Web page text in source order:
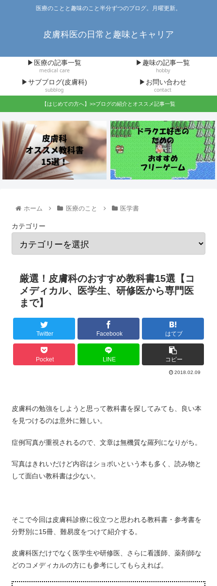
医療のことと趣味のこと半分ずつのブログ。月曜更新。
皮膚科医の日常と趣味とキャリア
▶医療の記事一覧
medical care
▶趣味の記事一覧
hobby
▶サブブログ(皮膚科)
subblog
▶お問い合わせ
contact
【はじめての方へ】>>ブログの紹介とオススメ記事一覧
ホーム 医療のこと 医学書
カテゴリー
厳選！皮膚科のおすすめ教科書15選【コ
メディカル、医学生、研修医から専門医
まで】
Twitter Facebook はてブ
Pocket LINE コピー
2018.02.09
皮膚科の勉強をしようと思って教科書を探してみても、良い本
を見つけるのは意外に難しい。
症例写真が重視されるので、文章は無機質な羅列になりがち。
写真はきれいだけど内容はショボいという本も多く、読み物と
して面白い教科書は少ない。
そこで今回は皮膚科診療に役立つと思われる教科書・参考書を
分野別に15冊、難易度をつけて紹介する。
皮膚科医だけでなく医学生や研修医、さらに看護師、薬剤師な
どのコメディカルの方にも参考にしてもらえれば。